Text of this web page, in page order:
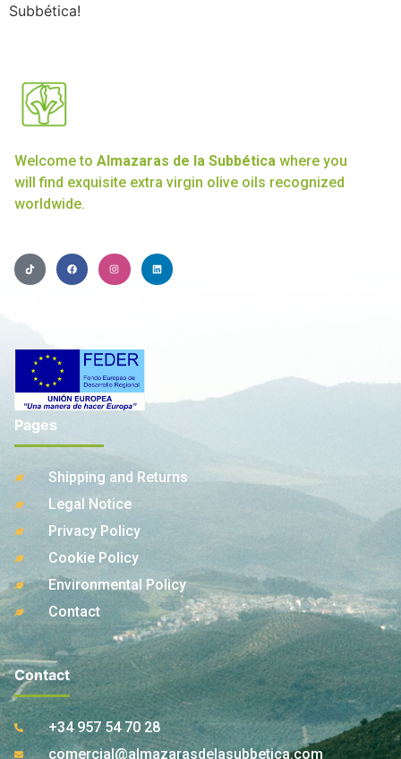
Subbética!
Welcome to Almazaras de la Subbética where you
will find exquisite extra virgin olive oils recognized
worldwide.
Pages
Shipping and Returns
Legal Notice
Privacy Policy
Cookie Policy
Environmental Policy
Contact
Contact
+34 957 54 70 28
comercial@almazarasdelasubbetica.com